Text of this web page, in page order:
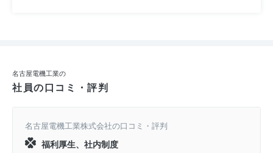
名古屋電機工業の
社員の口コミ・評判
名古屋電機工業株式会社の口コミ・評判
福利厚生、社内制度